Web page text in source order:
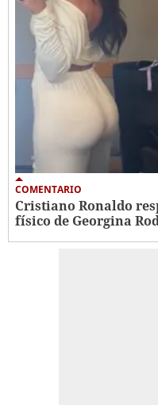
COMENTARIO
Cristiano Ronaldo
físico de Georgina